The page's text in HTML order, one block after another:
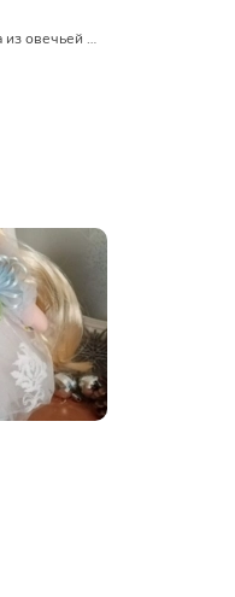
Подушка-игрушка Крыска из овечьей шерсти